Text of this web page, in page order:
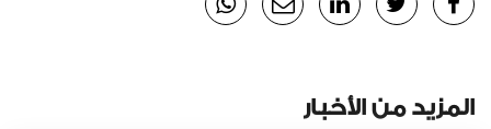
المزيد من الأخبار